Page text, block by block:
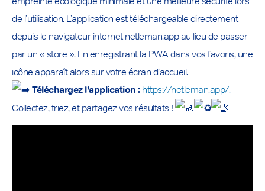
de l’utilisation. L’application est téléchargeable directement
depuis le navigateur internet netleman.app au lieu de passer
par un « store ». En enregistrant la PWA dans vos favoris, une
icône apparaît alors sur votre écran d’accueil.
Téléchargez l’application : https://netleman.app/.
Collectez, triez, et partagez vos résultats !